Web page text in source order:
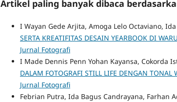
Artikel paling banyak dibaca
I Wayan Gede Arjita, Amoga Lelo Octaviano,
SERTA KREATIFITAS DESAIN YEARBOOK DI
Jurnal Fotografi
I Made Dennis Penn Yohan Kayansa, Cokorda
DALAM FOTOGRAFI STILL LIFE DENGAN TONAL
Jurnal Fotografi
Febrian Putra, Ida Bagus Candrayana, Farhan